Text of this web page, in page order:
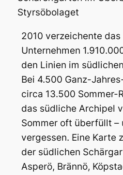
Styrsöbolaget
2010 verzeichente das
Unternehmen
den Linien im
Bei 4.500 Ganz-
circa 13.500 Sommer-
das südliche Archipel
Sommer oft überfüllt –
vergessen. Eine Karte
der südlichen
Asperö, Brännö,